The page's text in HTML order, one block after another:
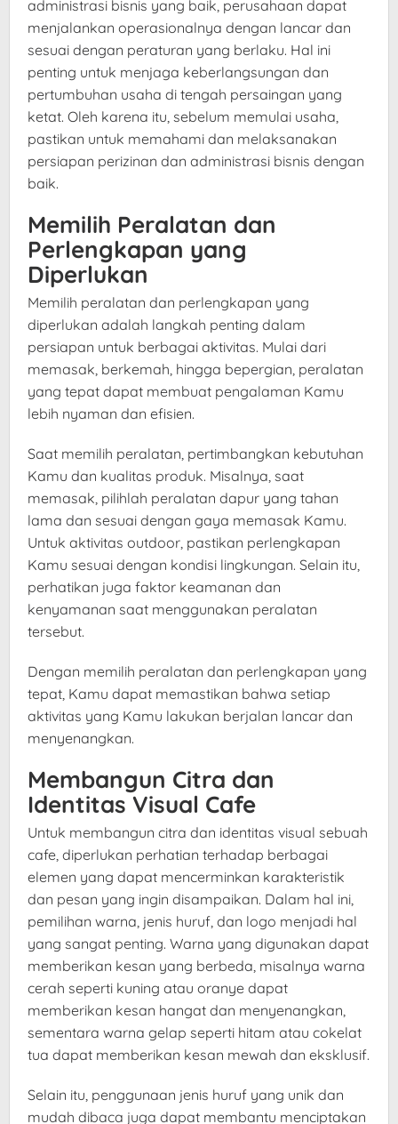
administrasi bisnis yang baik, perusahaan dapat
menjalankan operasionalnya dengan lancar dan
sesuai dengan peraturan yang berlaku. Hal ini
penting untuk menjaga keberlangsungan dan
pertumbuhan usaha di tengah persaingan yang
ketat. Oleh karena itu, sebelum memulai usaha,
pastikan untuk memahami dan melaksanakan
persiapan perizinan dan administrasi bisnis dengan
baik.
Memilih Peralatan dan
Perlengkapan yang
Diperlukan
Memilih peralatan dan perlengkapan yang
diperlukan adalah langkah penting dalam
persiapan untuk berbagai aktivitas. Mulai dari
memasak, berkemah, hingga bepergian, peralatan
yang tepat dapat membuat pengalaman Kamu
lebih nyaman dan efisien.
Saat memilih peralatan, pertimbangkan kebutuhan
Kamu dan kualitas produk. Misalnya, saat
memasak, pilihlah peralatan dapur yang tahan
lama dan sesuai dengan gaya memasak Kamu.
Untuk aktivitas outdoor, pastikan perlengkapan
Kamu sesuai dengan kondisi lingkungan. Selain itu,
perhatikan juga faktor keamanan dan
kenyamanan saat menggunakan peralatan
tersebut.
Dengan memilih peralatan dan perlengkapan yang
tepat, Kamu dapat memastikan bahwa setiap
aktivitas yang Kamu lakukan berjalan lancar dan
menyenangkan.
Membangun Citra dan
Identitas Visual Cafe
Untuk membangun citra dan identitas visual sebuah
cafe, diperlukan perhatian terhadap berbagai
elemen yang dapat mencerminkan karakteristik
dan pesan yang ingin disampaikan. Dalam hal ini,
pemilihan warna, jenis huruf, dan logo menjadi hal
yang sangat penting. Warna yang digunakan dapat
memberikan kesan yang berbeda, misalnya warna
cerah seperti kuning atau oranye dapat
memberikan kesan hangat dan menyenangkan,
sementara warna gelap seperti hitam atau cokelat
tua dapat memberikan kesan mewah dan eksklusif.
Selain itu, penggunaan jenis huruf yang unik dan
mudah dibaca juga dapat membantu menciptakan